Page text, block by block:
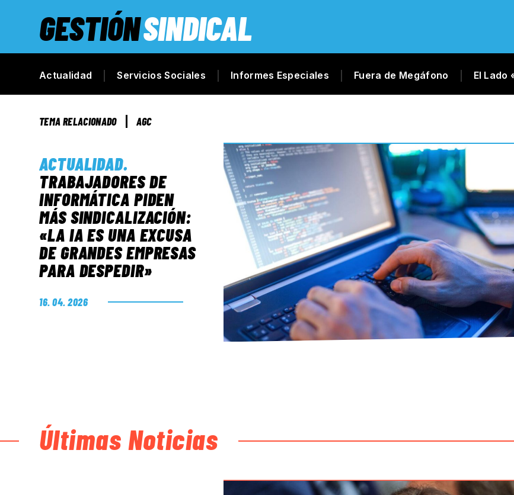
GESTIÓNSINDICAL
Actualidad Servicios Sociales Informes Especiales Fuera de Megáfono El Lado
TEMA RELACIONADO AGC
ACTUALIDAD.
TRABAJADORES DE
INFORMÁTICA PIDEN
MÁS SINDICALIZACIÓN:
«LA IA ES UNA EXCUSA
DE GRANDES EMPRESAS
PARA DESPEDIR»
16. 04. 2026
Últimas Noticias